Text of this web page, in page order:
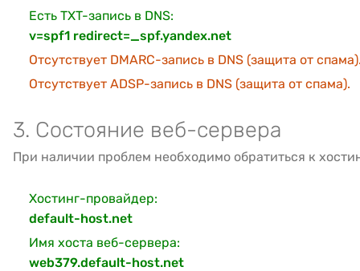
Есть TXT-запись в DNS:
v=spf1 redirect=_spf.yandex.net
Отсутствует DMARC-запись в DNS (защита от
Отсутствует ADSP-запись в DNS (защита от спама).
3. Состояние веб-сервера
При наличии проблем необходимо обратиться к
Хостинг-провайдер:
default-host.net
Имя хоста веб-сервера:
web379.default-host.net